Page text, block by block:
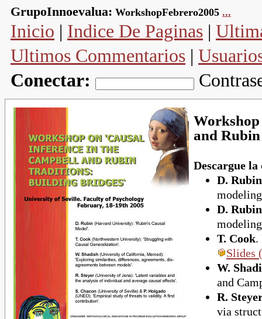
GrupoInnoevalua: WorkshopFebrero2005 ...
Inicio | Indice De Paginas |
Ultimos Commentarios |
Conectar:
and
Descargue
D. Rubin
D. Rubin
T. Cook.
Slides
W.
and
R.
via